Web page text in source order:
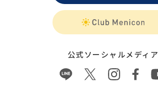
公式ソーシャルメディア